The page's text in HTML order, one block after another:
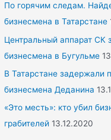
По горячим следам.
бизнесмена в Татарстане
Центральный аппарат СК
бизнесмена в Бугульме
В Татарстане задержали
бизнесмена Деданина
«Это месть»: кто убил
грабителей 13.12.2020